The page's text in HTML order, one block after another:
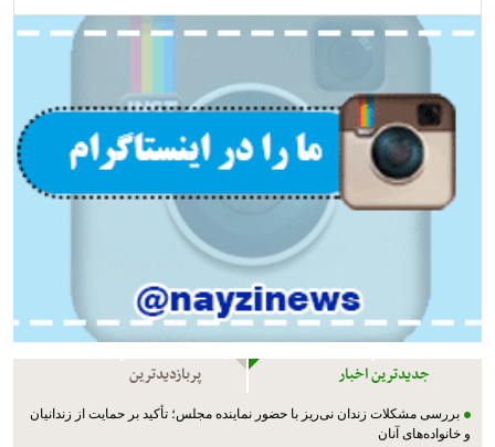
جدیدترین اخبار پربازدیدترین
بررسی مشکلات زندان نی‌ریز با حضور نماینده مجلس؛ تأکید بر حمایت از زندانیان
و خانواده‌های آنان